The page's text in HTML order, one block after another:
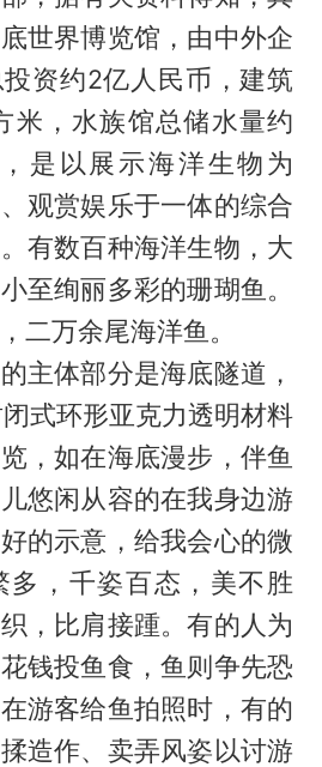
世界博览馆，由中外企
资约2亿人民币，建筑
米，水族馆总储水量约
是以展示海洋生物为
观赏娱乐于一体的综合
有数百种海洋生物，大
至绚丽多彩的珊瑚鱼。
二万余尾海洋鱼。
主体部分是海底隧道，
式环形亚克力透明材料
，如在海底漫步，伴鱼
悠闲从容的在我身边游
的示意，给我会心的微
多，千姿百态，美不胜
，比肩接踵。有的人为
钱投鱼食，鱼则争先恐
游客给鱼拍照时，有的
造作、卖弄风姿以讨游